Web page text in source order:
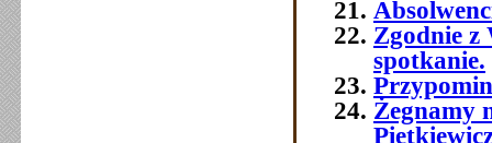
Zgodnie z
spotkanie.
Żegnamy